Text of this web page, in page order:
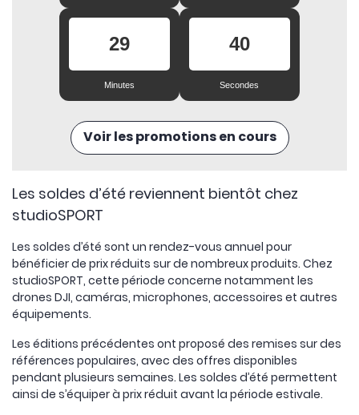
29
Minutes
40
Secondes
Voir les promotions en cours
Les soldes d’été reviennent bientôt chez
studioSPORT
Les soldes d’été sont un rendez-vous annuel pour
bénéficier de prix réduits sur de nombreux produits. Chez
studioSPORT, cette période concerne notamment les
drones DJI, caméras, microphones, accessoires et autres
équipements.
Les éditions précédentes ont proposé des remises sur des
références populaires, avec des offres disponibles
pendant plusieurs semaines. Les soldes d’été permettent
ainsi de s’équiper à prix réduit avant la période estivale.